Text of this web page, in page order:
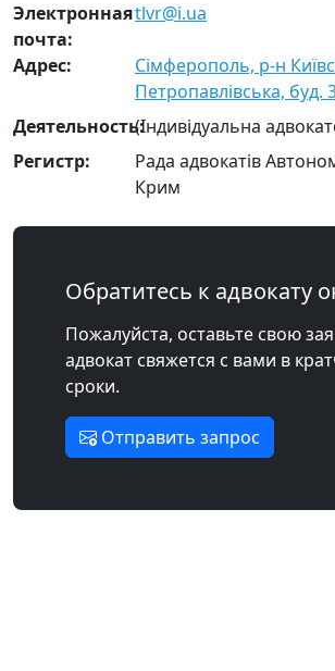
Электронная
почта:
tlvr@i.ua
Адрес:
Сімферополь, р-н
Петропавлівська, буд.
Деятельность:(Індивідуальна
Регистр:
Рада адвокатів
Крим
Обратитесь к адвокату
Пожалуйста, оставьте свою
адвокат свяжется с вами в
сроки.
Отправить запрос